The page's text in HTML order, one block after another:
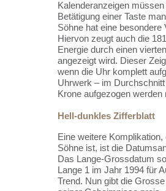
Kalenderanzeigen
Betätigung einer Taste
Söhne hat eine
Hiervon zeugt auch die
Energie durch einen
angezeigt wird. Dieser
wenn die Uhr komplett
Uhrwerk – im
Krone aufgezogen werden
Hell-dunkles Zifferblatt
Eine weitere
Söhne ist, ist die
Das Lange-Grossdatum
Lange 1 im Jahr 1994 für
Trend. Nun gibt die